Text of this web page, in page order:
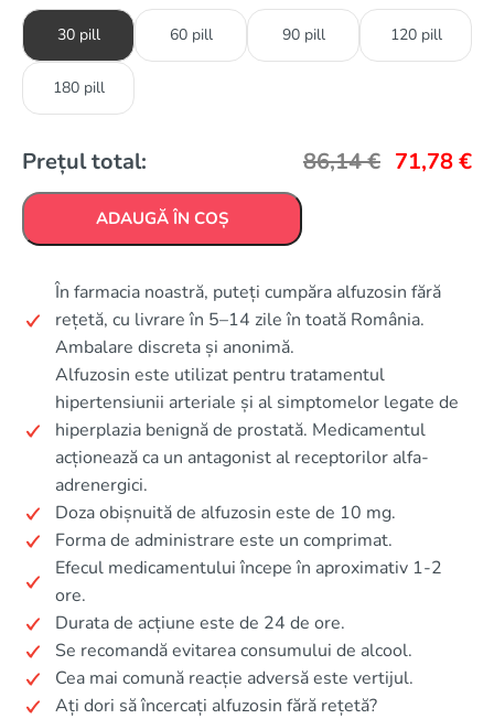
30 pill 60 pill 90 pill 120 pill
180 pill
Prețul total: 86,14€ 71,78€
ADAUGĂ ÎN COȘ
În farmacia noastră, puteți cumpăra alfuzosin fără
rețetă, cu livrare în 5–14 zile în toată România.
Ambalare discreta și anonimă.
Alfuzosin este utilizat pentru tratamentul
hipertensiunii arteriale și al simptomelor legate de
hiperplazia benignă de prostată. Medicamentul
acționează ca un antagonist al receptorilor alfa-
adrenergici.
Doza obișnuită de alfuzosin este de 10 mg.
Forma de administrare este un comprimat.
Efecul medicamentului începe în aproximativ 1-2
ore.
Durata de acțiune este de 24 de ore.
Se recomandă evitarea consumului de alcool.
Cea mai comună reacție adversă este vertijul.
Ați dori să încercați alfuzosin fără rețetă?